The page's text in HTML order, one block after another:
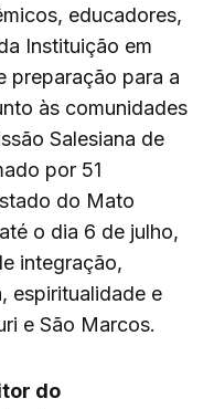
educadores,
Instituição em
preparação para a
às comunidades
Salesiana de
por 51
do Mato
o dia 6 de julho,
integração,
espiritualidade e
e São Marcos.
do